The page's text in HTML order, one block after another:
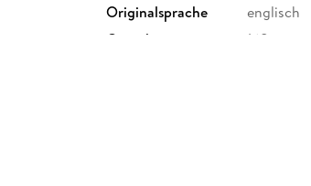
Originalsprache
englisch
Gewicht
168 g